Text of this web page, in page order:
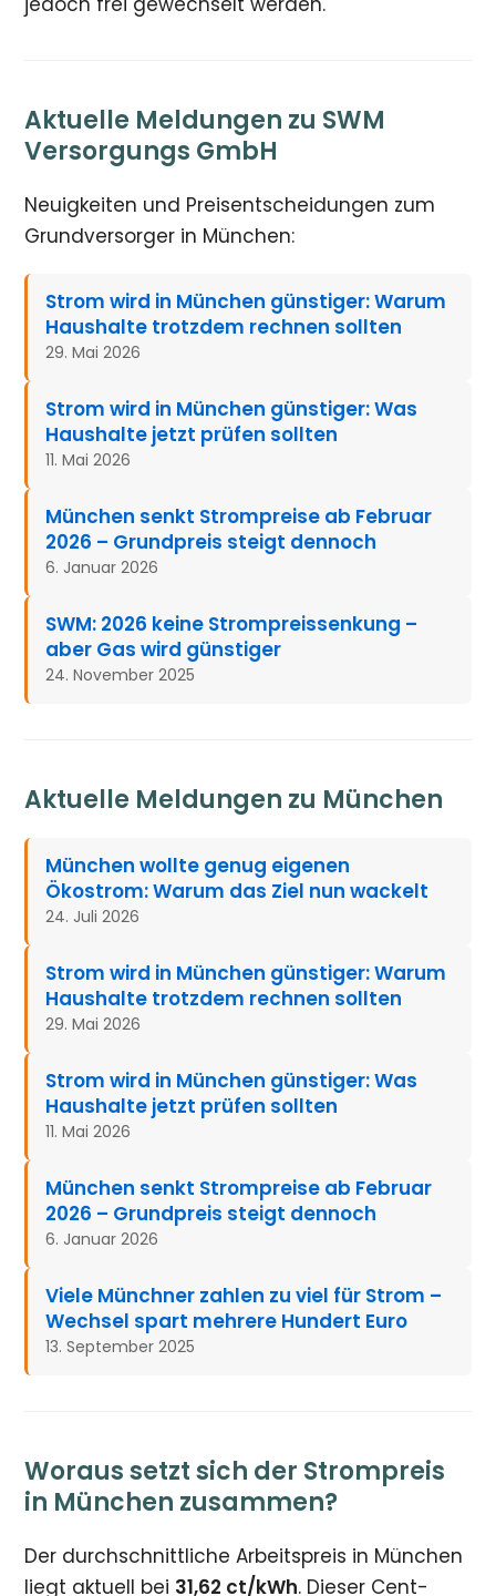
Aktuelle Meldungen zu SWM
Versorgungs GmbH
Neuigkeiten und Preisentscheidungen zum
Grundversorger in München:
Strom wird in München günstiger: Warum
Haushalte trotzdem rechnen sollten
29. Mai 2026
Strom wird in München günstiger: Was
Haushalte jetzt prüfen sollten
11. Mai 2026
München senkt Strompreise ab Februar
2026 – Grundpreis steigt dennoch
6. Januar 2026
SWM: 2026 keine Strompreissenkung –
aber Gas wird günstiger
24. November 2025
Aktuelle Meldungen zu München
München wollte genug eigenen
Ökostrom: Warum das Ziel nun wackelt
24. Juli 2026
Strom wird in München günstiger: Warum
Haushalte trotzdem rechnen sollten
29. Mai 2026
Strom wird in München günstiger: Was
Haushalte jetzt prüfen sollten
11. Mai 2026
München senkt Strompreise ab Februar
2026 – Grundpreis steigt dennoch
6. Januar 2026
Viele Münchner zahlen zu viel für Strom –
Wechsel spart mehrere Hundert Euro
13. September 2025
Woraus setzt sich der Strompreis
in München zusammen?
Der durchschnittliche Arbeitspreis in München
liegt aktuell bei 31,62 ct/kWh. Dieser Cent-